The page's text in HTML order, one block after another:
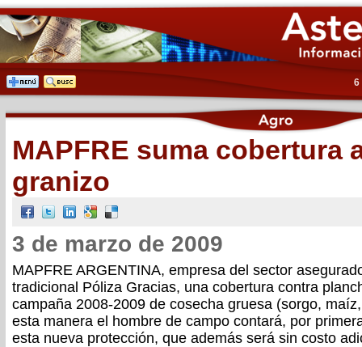
6
MAPFRE suma cobertura
granizo
3 de marzo de 2009
MAPFRE ARGENTINA, empresa del sector
tradicional Póliza Gracias, una cobertura contra
campaña 2008-2009 de cosecha gruesa (sorgo,
esta manera el hombre de campo contará, por
esta nueva protección, que además será sin costo